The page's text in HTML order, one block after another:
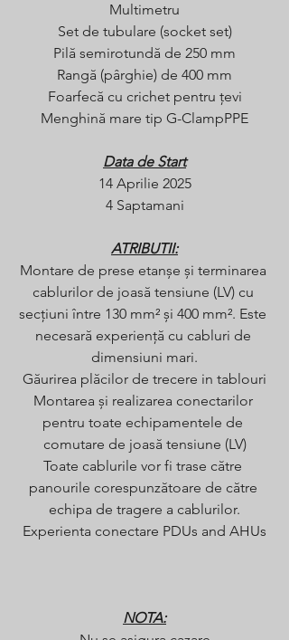
Multimetru
Set de tubulare (socket set)
Pilă semirotundă de 250 mm
Rangă (pârghie) de 400 mm
Foarfecă cu crichet pentru țevi
Menghină mare tip G-ClampPPE
Data de Start
14 Aprilie 2025
4 Saptamani
ATRIBUTII:
Montare de prese etanșe și terminarea
cablurilor de joasă tensiune (LV) cu
secțiuni între 130 mm² și 400 mm². Este
necesară experiență cu cabluri de
dimensiuni mari.
Găurirea plăcilor de trecere in tablouri
Montarea și realizarea conectarilor
pentru toate echipamentele de
comutare de joasă tensiune (LV)
Toate cablurile vor fi trase către
panourile corespunzătoare de către
echipa de tragere a cablurilor.
Experienta conectare PDUs and AHUs
NOTA: